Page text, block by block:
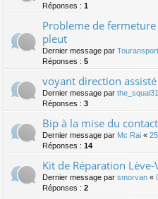
Réponses : 1
Probleme de
pleut
Dernier message par
Réponses : 5
voyant direction
Dernier message par the_squal31
Réponses : 3
Bip à la mise du
Dernier message par Mc Rai «
Réponses : 14
Kit de Réparation
Dernier message par smorvan «
Réponses : 2